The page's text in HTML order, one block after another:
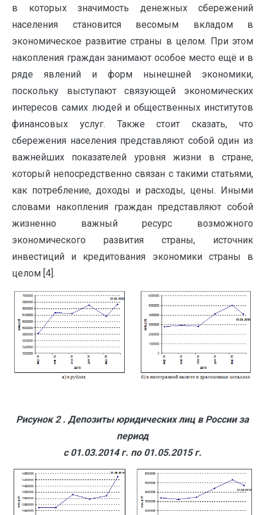
в которых значимость денежных сбережений
населения становится весомым вкладом в
экономическое развитие страны в целом. При этом
накопления граждан занимают особое место ещё и в
ряде явлений и форм нынешней экономики,
поскольку выступают связующей экономических
интересов самих людей и общественных институтов
финансовых услуг. Также стоит сказать, что
сбережения населения представляют собой один из
важнейших показателей уровня жизни в стране,
который непосредственно связан с такими статьями,
как потребление, доходы и расходы, цены. Иными
словами накопления граждан представляют собой
жизненно важный ресурс возможного
экономического развития страны, источник
инвестиций и кредитования экономики страны в
целом [4].
Рисунок 2 . Депозиты юридических лиц в России за
период
с 01.03.2014 г. по 01.05.2015 г.